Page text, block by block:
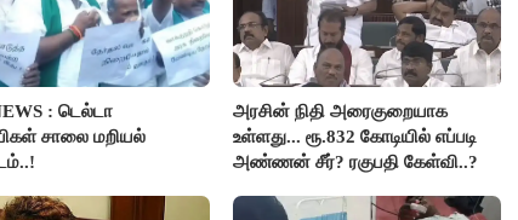
: டெல்டா
சாலை மறியல்
அரசின் நிதி அரைகுறையாக
உள்ளது... ரூ.832 கோடியில் எப்படி
அண்ணன் சீர்? ரகுபதி கேள்வி..?